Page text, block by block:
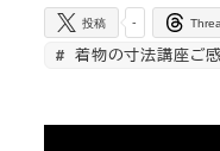
-
投稿
着物の寸法講座ご